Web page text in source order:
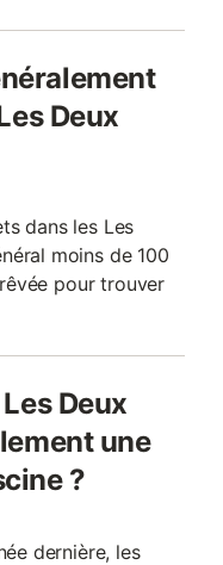
Deux
dans les Les
moins de 100
pour trouver
Deux
une
?
dernière, les